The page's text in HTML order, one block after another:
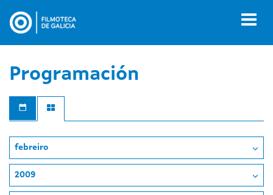
contido
Programación
febreiro
2009